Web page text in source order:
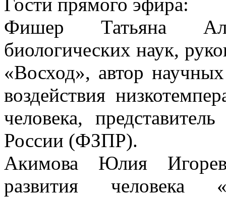
Фишер Татьяна
биологических наук,
«Восход», автор
воздействия
человека,
России (ФЗПР).
Акимова Юлия
развития человека